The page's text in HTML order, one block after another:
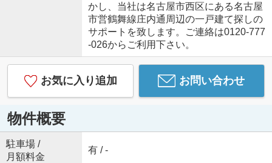
かし、当社は名古屋市西区にある名古屋
市営鶴舞線庄内通周辺の一戸建て探しの
サポートを致します。ご連絡は0120-777
-026からご利用下さい。
お気に入り追加 お問い合わせ
物件概要
駐車場 /
月額料金
有 / -